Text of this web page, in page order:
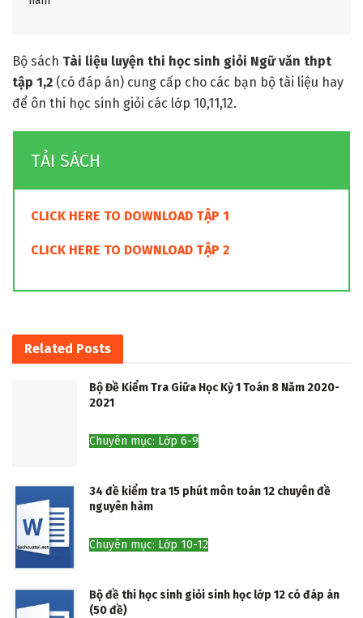
Bộ sách Tài liệu luyện thi học sinh giỏi Ngữ văn thpt
tập 1,2 (có đáp án) cung cấp cho các bạn bộ tài liệu hay
để ôn thi học sinh giỏi các lớp 10,11,12.
TẢI SÁCH
CLICK HERE TO DOWNLOAD TẬP 1
CLICK HERE TO DOWNLOAD TẬP 2
Related Posts
Bộ Đề Kiểm Tra Giữa Học Kỳ 1 Toán 8 Năm 2020-
2021
Chuyên mục: Lớp 6-9
34 đề kiểm tra 15 phút môn toán 12 chuyên đề
nguyên hàm
Chuyên mục: Lớp 10-12
Bộ đề thi học sinh giỏi sinh học lớp 12 có đáp án
(50 đề)